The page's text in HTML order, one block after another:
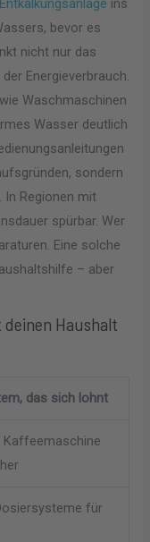
Entkalkungsanlage ins
bevor es
nicht nur das
Energieverbrauch.
Waschmaschinen
Wasser deutlich
sondern
In Regionen mit
spürbar. Wer
Eine solche
– aber
Haushalt
das sich lohnt
für